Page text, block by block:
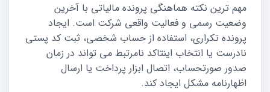
مهم ترین نکته هماهنگی پرونده مالیاتی با آخرین
وضعیت رسمی و فعالیت واقعی شرکت است. ایجاد
پرونده تکراری، استفاده از حساب شخصی، ثبت کد پستی
نادرست یا انتخاب اینتاکد نامرتبط می تواند در زمان
صدور صورتحساب، اتصال ابزار پرداخت یا ارسال
اظهارنامه مشکل ایجاد کند.